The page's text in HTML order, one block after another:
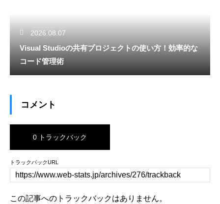
2026.08.07
Visual Studioの共有プロジェクトの使い方！効率的な
コード管理術
コメント
0 トラックバック
トラックバックURL
この記事へのトラックバックはありません。